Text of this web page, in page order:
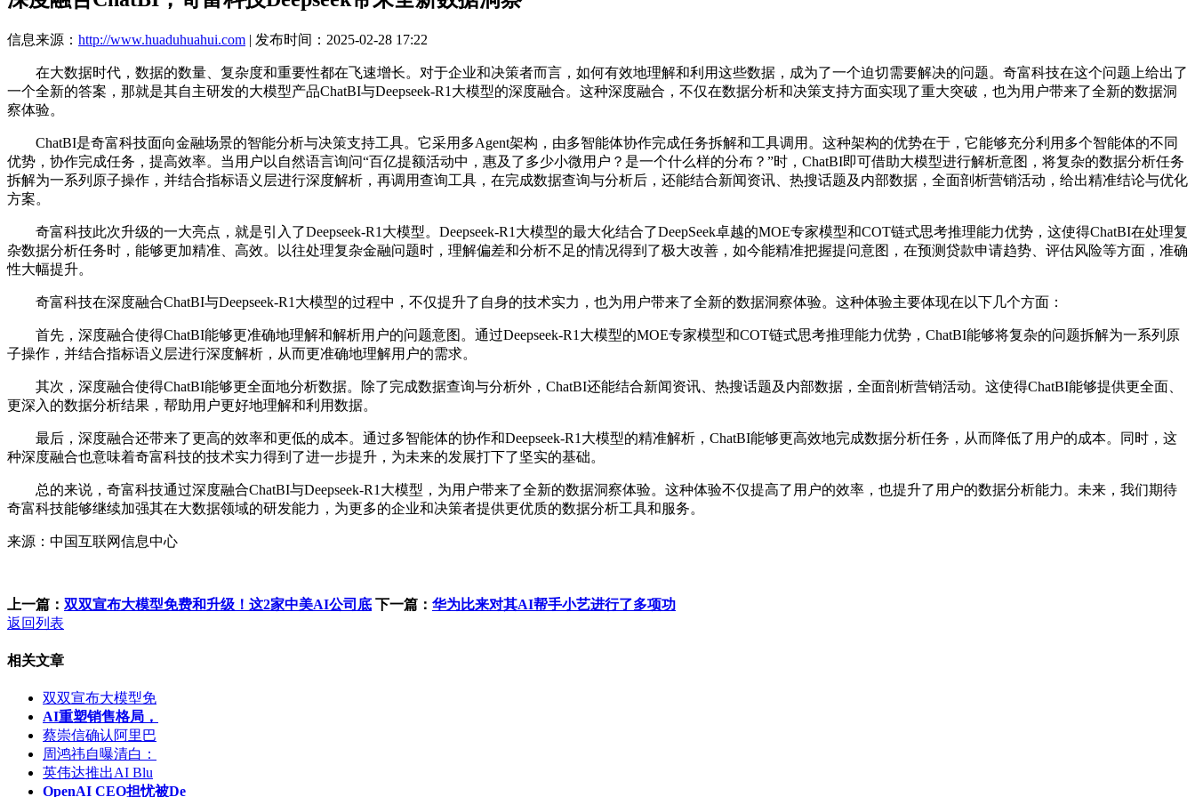
信息来源： http://www.huaduhuahui.com | 发布时间：2025-02-28 17:22
在大数据时代，数据的数量、复杂度和重要性都在飞速增长。对于企业和决策者而言，如何有效地理解和利用这些数据，成为了一个迫切需要解决的问题。奇富科技在这个问题上给出了
一个全新的答案，那就是其自主研发的大模型产品ChatBI与Deepseek-R1大模型的深度融合。这种深度融合，不仅在数据分析和决策支持方面实现了重大突破，也为用户带来了全新的数据洞
察体验。
ChatBI是奇富科技面向金融场景的智能分析与决策支持工具。它采用多Agent架构，由多智能体协作完成任务拆解和工具调用。这种架构的优势在于，它能够充分利用多个智能体的不同
优势，协作完成任务，提高效率。当用户以自然语言询问“百亿提额活动中，惠及了多少小微用户？是一个什么样的分布？”时，ChatBI即可借助大模型进行解析意图，将复杂的数据分析任务
拆解为一系列原子操作，并结合指标语义层进行深度解析，再调用查询工具，在完成数据查询与分析后，还能结合新闻资讯、热搜话题及内部数据，全面剖析营销活动，给出精准结论与优化
方案。
奇富科技此次升级的一大亮点，就是引入了Deepseek-R1大模型。Deepseek-R1大模型的最大化结合了DeepSeek卓越的MOE专家模型和COT链式思考推理能力优势，这使得ChatBI在处理复
杂数据分析任务时，能够更加精准、高效。以往处理复杂金融问题时，理解偏差和分析不足的情况得到了极大改善，如今能精准把握提问意图，在预测贷款申请趋势、评估风险等方面，准确
性大幅提升。
奇富科技在深度融合ChatBI与Deepseek-R1大模型的过程中，不仅提升了自身的技术实力，也为用户带来了全新的数据洞察体验。这种体验主要体现在以下几个方面：
首先，深度融合使得ChatBI能够更准确地理解和解析用户的问题意图。通过Deepseek-R1大模型的MOE专家模型和COT链式思考推理能力优势，ChatBI能够将复杂的问题拆解为一系列原
子操作，并结合指标语义层进行深度解析，从而更准确地理解用户的需求。
其次，深度融合使得ChatBI能够更全面地分析数据。除了完成数据查询与分析外，ChatBI还能结合新闻资讯、热搜话题及内部数据，全面剖析营销活动。这使得ChatBI能够提供更全面、
更深入的数据分析结果，帮助用户更好地理解和利用数据。
最后，深度融合还带来了更高的效率和更低的成本。通过多智能体的协作和Deepseek-R1大模型的精准解析，ChatBI能够更高效地完成数据分析任务，从而降低了用户的成本。同时，这
种深度融合也意味着奇富科技的技术实力得到了进一步提升，为未来的发展打下了坚实的基础。
总的来说，奇富科技通过深度融合ChatBI与Deepseek-R1大模型，为用户带来了全新的数据洞察体验。这种体验不仅提高了用户的效率，也提升了用户的数据分析能力。未来，我们期待
奇富科技能够继续加强其在大数据领域的研发能力，为更多的企业和决策者提供更优质的数据分析工具和服务。
来源：中国互联网信息中心
上一篇： 双双宣布大模型免费和升级！这2家中美AI公司底 下一篇： 华为比来对其AI帮手小艺进行了多项功
返回列表
相关文章
双双宣布大模型免
AI重塑销售格局，
蔡崇信确认阿里巴
周鸿祎自曝清白：
英伟达推出AI Blu
OpenAI CEO担忧被De